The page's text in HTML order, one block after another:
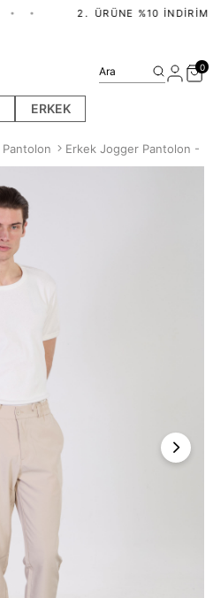
2.⁠ ⁠ÜRÜNE %10 İNDIRIM
ERKEK
Ara 0
Pantolon Erkek Jogger Pantolon -